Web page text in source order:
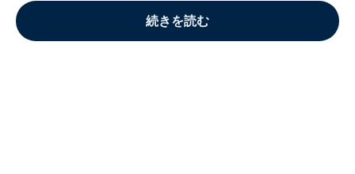
続きを読む